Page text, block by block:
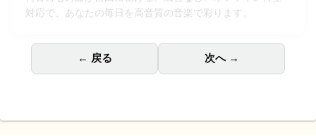
対応で、あなたの毎日を高音質の音楽で彩ります。
← 戻る 次へ →